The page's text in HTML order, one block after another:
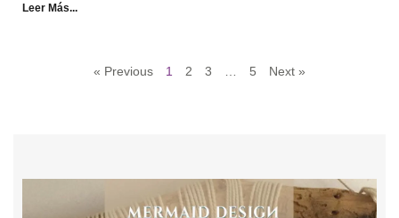
Leer Más...
« Previous 1 2 3 5 Next »